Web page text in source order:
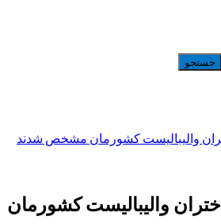
والیبالیست‌ کشورمان مشخص شدند
والیبالیست‌ کشورمان